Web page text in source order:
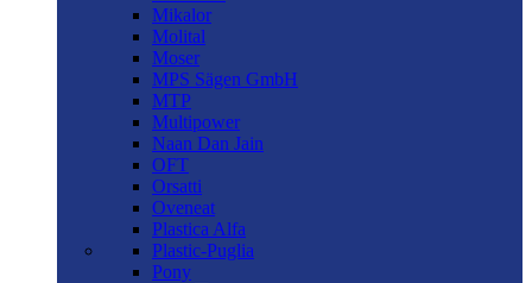
Mikalor
Molital
Moser
MPS Sägen GmbH
MTP
Multipower
Naan Dan Jain
OFT
Orsatti
Oveneat
Plastica Alfa
Plastic-Puglia
Pony